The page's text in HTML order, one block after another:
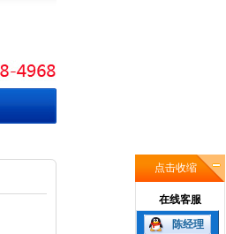
点击收缩
在线客服
陈经理